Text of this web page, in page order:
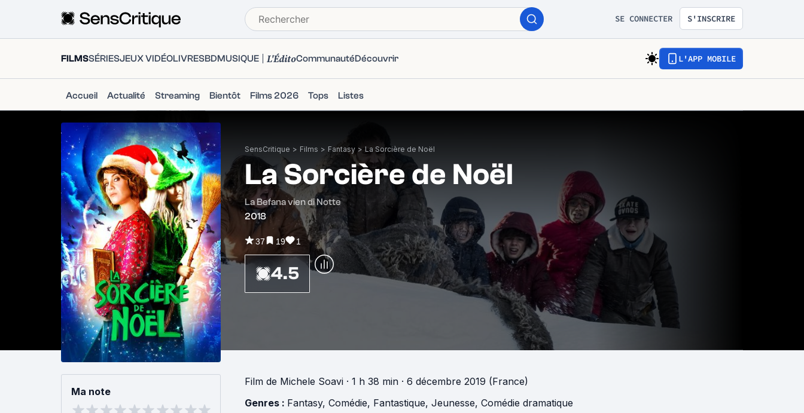
SE CONNECTER S'INSCRIRE
FILMSSÉRIESJEUX VIDÉOLIVRESBDMUSIQUE L'ÉditoCommunautéDécouvrir L'APP MOBILE
Accueil Actualité Streaming Bientôt Films 2026 Tops Listes
SensCritique > Films > Fantasy > La Sorcière de Noël
La Sorcière de Noël
La Befana vien di Notte
2018
37 19 1
4.5
Ma note
Film de Michele Soavi · 1 h 38 min · 6 décembre 2019 (France)
Genres : Fantasy, Comédie, Fantastique, Jeunesse, Comédie dramatique